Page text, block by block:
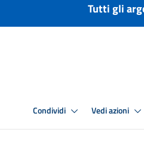
Tutti gli
Condividi Vedi azioni